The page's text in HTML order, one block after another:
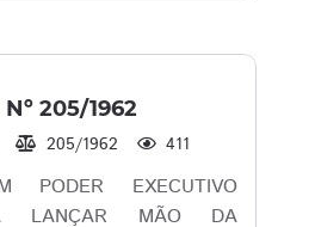
205/1962
205/1962 411
PODER EXECUTIVO
LANÇAR MÃO DA